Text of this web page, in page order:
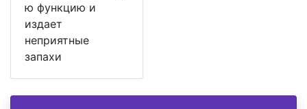
ю функцию и
издает
неприятные
запахи